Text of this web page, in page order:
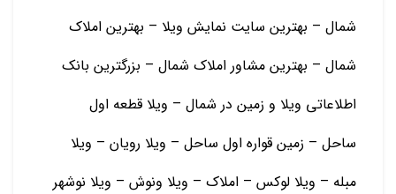
شمال – بهترین سایت نمایش ویلا – بهترین املاک
شمال – بهترین مشاور املاک شمال – بزرگترین بانک
اطلاعاتی ویلا و زمین در شمال – ویلا قطعه اول
ساحل – زمین قواره اول ساحل – ویلا رویان – ویلا
مبله – ویلا لوکس – املاک – ویلا ونوش – ویلا نوشهر